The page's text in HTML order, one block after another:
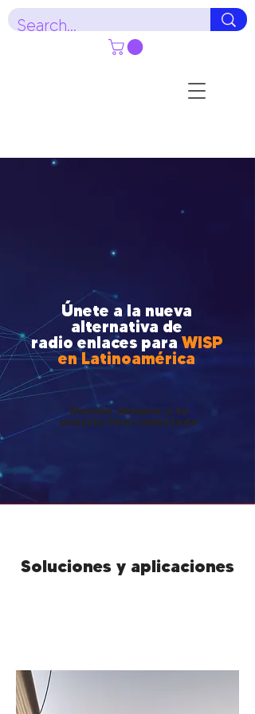
Únete a la nueva
alternativa de
radio enlaces paraWISP
en Latinoamérica
Mantén siempre a tu
usuario final conectado
Soluciones y aplicaciones